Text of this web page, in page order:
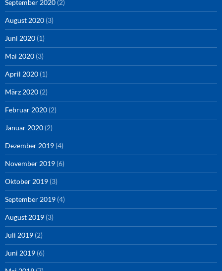
September 2020 (2)
August 2020 (3)
Juni 2020 (1)
Mai 2020 (3)
April 2020 (1)
März 2020 (2)
Februar 2020 (2)
Januar 2020 (2)
Dezember 2019 (4)
November 2019 (6)
Oktober 2019 (3)
September 2019 (4)
August 2019 (3)
Juli 2019 (2)
Juni 2019 (6)